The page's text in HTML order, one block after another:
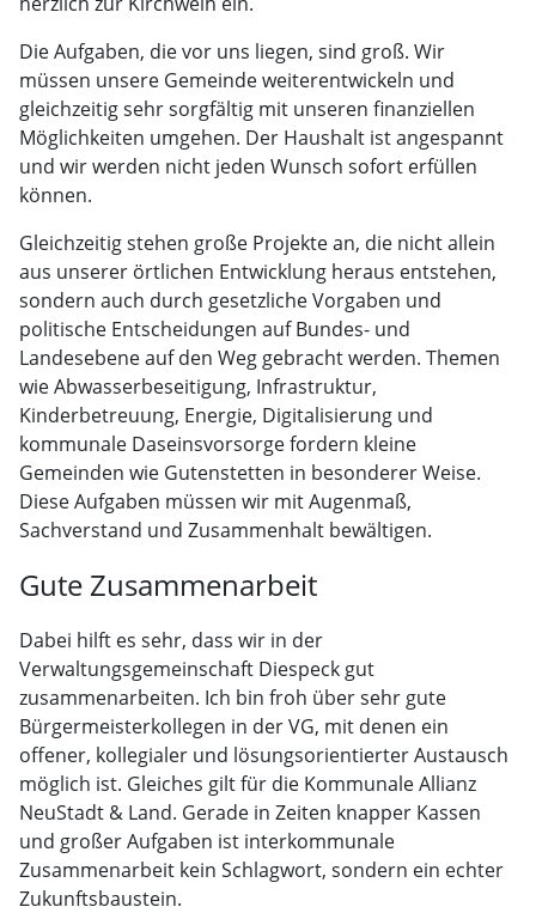
Die Aufgaben, die vor uns liegen, sind groß. Wir
müssen unsere Gemeinde weiterentwickeln und
gleichzeitig sehr sorgfältig mit unseren finanziellen
Möglichkeiten umgehen. Der Haushalt ist angespannt
und wir werden nicht jeden Wunsch sofort erfüllen
können.
Gleichzeitig stehen große Projekte an, die nicht allein
aus unserer örtlichen Entwicklung heraus entstehen,
sondern auch durch gesetzliche Vorgaben und
politische Entscheidungen auf Bundes- und
Landesebene auf den Weg gebracht werden. Themen
wie Abwasserbeseitigung, Infrastruktur,
Kinderbetreuung, Energie, Digitalisierung und
kommunale Daseinsvorsorge fordern kleine
Gemeinden wie Gutenstetten in besonderer Weise.
Diese Aufgaben müssen wir mit Augenmaß,
Sachverstand und Zusammenhalt bewältigen.
Gute Zusammenarbeit
Dabei hilft es sehr, dass wir in der
Verwaltungsgemeinschaft Diespeck gut
zusammenarbeiten. Ich bin froh über sehr gute
Bürgermeisterkollegen in der VG, mit denen ein
offener, kollegialer und lösungsorientierter Austausch
möglich ist. Gleiches gilt für die Kommunale Allianz
NeuStadt & Land. Gerade in Zeiten knapper Kassen
und großer Aufgaben ist interkommunale
Zusammenarbeit kein Schlagwort, sondern ein echter
Zukunftsbaustein.